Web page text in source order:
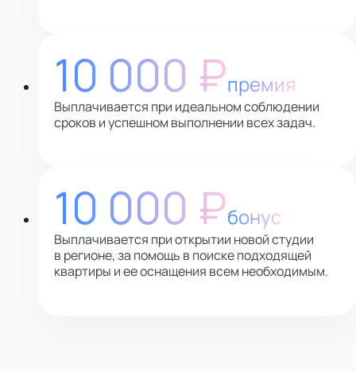
10 000 ₽премия
Выплачивается при идеальном соблюдении
сроков и успешном выполнении всех задач.
10 000 ₽бонус
Выплачивается при открытии новой студии
в регионе, за помощь в поиске подходящей
квартиры и ее оснащения всем необходимым.